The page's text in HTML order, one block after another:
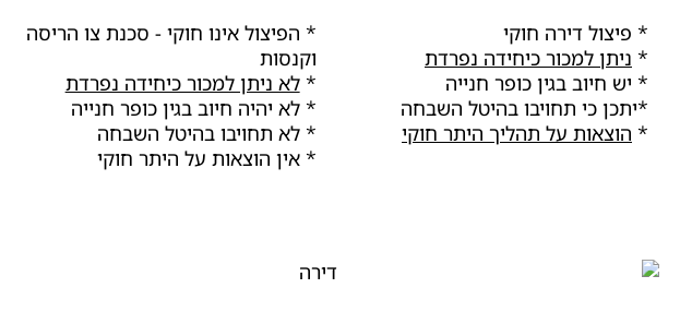
* פיצול דירה חוקי
* ניתן למכור כיחידה נפרדת
* יש חיוב בגין כופר חנייה
*יתכן כי תחויבו בהיטל השבחה
* הוצאות על תהליך היתר חוקי
* הפיצול אינו חוקי - סכנת צו הריסה
וקנסות
*לא ניתן למכור כיחידה נפרדת
* לא יהיה חיוב בגין כופר חנייה
* לא תחויבו בהיטל השבחה
* אין הוצאות על היתר חוקי